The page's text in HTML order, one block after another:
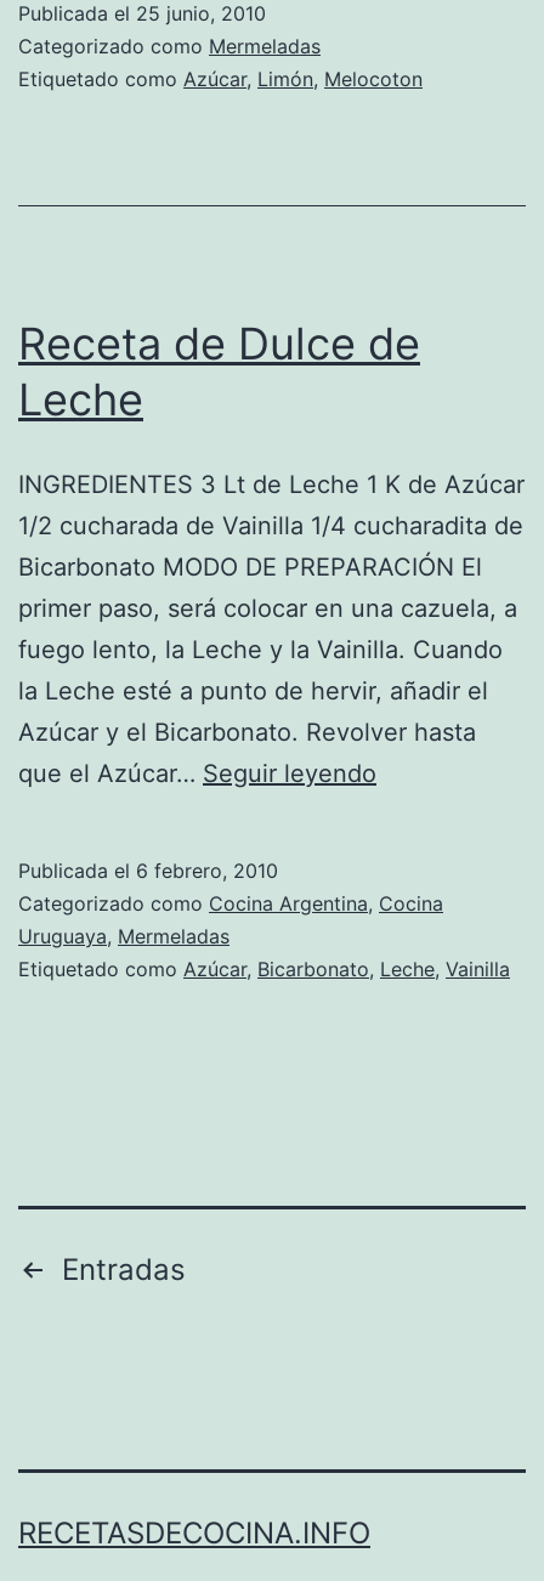
de
Melocotón
Publicada el 25 junio, 2010
Categorizado como Mermeladas
Etiquetado como Azúcar, Limón, Melocoton
Receta de Dulce de
Leche
INGREDIENTES 3 Lt de Leche 1 K de Azúcar
1/2 cucharada de Vainilla 1/4 cucharadita de
Bicarbonato MODO DE PREPARACIÓN El
primer paso, será colocar en una cazuela, a
fuego lento, la Leche y la Vainilla. Cuando
la Leche esté a punto de hervir, añadir el
Azúcar y el Bicarbonato. Revolver hasta
que el Azúcar… Seguir leyendo
de
Publicada el 6 febrero, 2010
Categorizado como Cocina Argentina, Cocina
Uruguaya, Mermeladas
Etiquetado como Azúcar, Bicarbonato, Leche, Vainilla
Paginación
Entradas
RECETASDECOCINA.INFO